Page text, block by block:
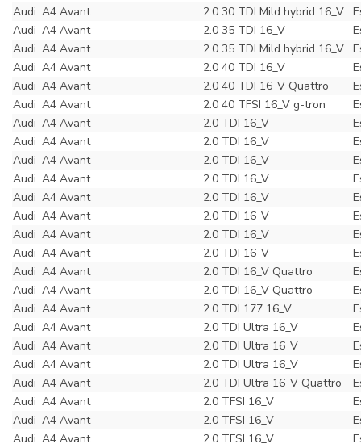
Audi A4 Avant 2.0 30 TDI Mild hybrid 16_V
Audi A4 Avant 2.0 35 TDI 16_V
Audi A4 Avant 2.0 35 TDI Mild hybrid 16_V
Audi A4 Avant 2.0 40 TDI 16_V
Audi A4 Avant 2.0 40 TDI 16_V Quattro
Audi A4 Avant 2.0 40 TFSI 16_V g-tron
Audi A4 Avant 2.0 TDI 16_V
Audi A4 Avant 2.0 TDI 16_V
Audi A4 Avant 2.0 TDI 16_V
Audi A4 Avant 2.0 TDI 16_V
Audi A4 Avant 2.0 TDI 16_V
Audi A4 Avant 2.0 TDI 16_V
Audi A4 Avant 2.0 TDI 16_V
Audi A4 Avant 2.0 TDI 16_V
Audi A4 Avant 2.0 TDI 16_V Quattro
Audi A4 Avant 2.0 TDI 16_V Quattro
Audi A4 Avant 2.0 TDI 177 16_V
Audi A4 Avant 2.0 TDI Ultra 16_V
Audi A4 Avant 2.0 TDI Ultra 16_V
Audi A4 Avant 2.0 TDI Ultra 16_V
Audi A4 Avant 2.0 TDI Ultra 16_V Quattro
Audi A4 Avant 2.0 TFSI 16_V
Audi A4 Avant 2.0 TFSI 16_V
Audi A4 Avant 2.0 TFSI 16_V